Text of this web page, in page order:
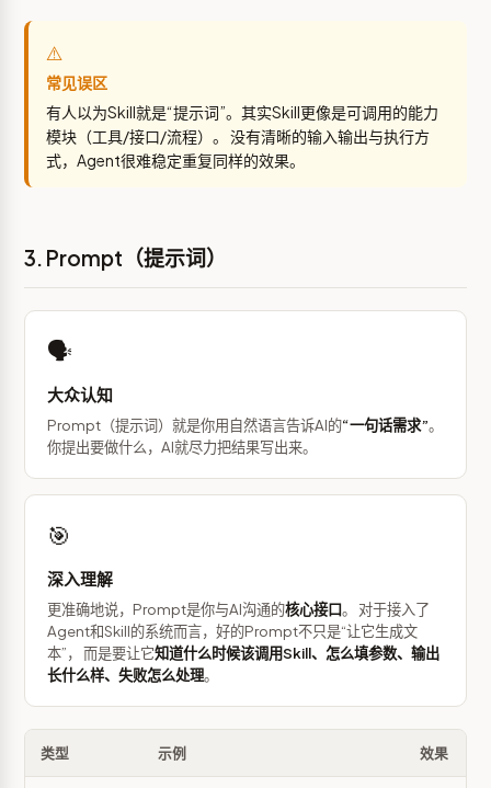
⚠️
常见误区
有人以为Skill就是“提示词”。其实Skill更像是可调用的能力
模块（工具/接口/流程）。 没有清晰的输入输出与执行方
式，Agent很难稳定重复同样的效果。
3. Prompt（提示词）
🗣️
大众认知
Prompt（提示词）就是你用自然语言告诉AI的“一句话需求”。
你提出要做什么，AI就尽力把结果写出来。
🎯
深入理解
更准确地说，Prompt是你与AI沟通的核心接口。 对于接入了
Agent和Skill的系统而言，好的Prompt不只是“让它生成文
本”， 而是要让它知道什么时候该调用Skill、怎么填参数、输出
长什么样、失败怎么处理。
类型 示例 效果